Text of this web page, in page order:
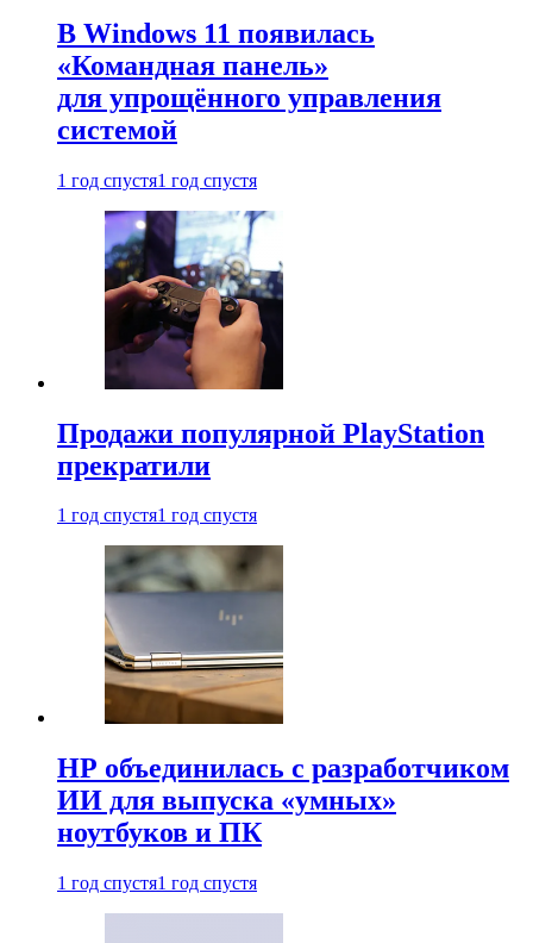
В Windows 11 появилась
«Командная панель»
для упрощённого управления
системой
1 год спустя1 год спустя
Продажи популярной PlayStation
прекратили
1 год спустя1 год спустя
HP объединилась с разработчиком
ИИ для выпуска «умных»
ноутбуков и ПК
1 год спустя1 год спустя